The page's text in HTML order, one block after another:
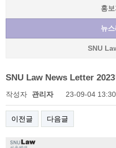
홍
뉴스
SNU
SNU Law News Letter
작성자 관리자 23-09-04 13:30
이전글 다음글